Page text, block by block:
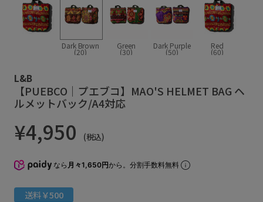
Dark Brown
(20)
Green
(30)
Dark Purple
(50)
Red
(60)
L&B
【PUEBCO｜プエブコ】MAO'S HELMET BAG ヘ
ルメットバック/A4対応
¥4,950 (税込)
なら 月々1,650円から。分割手数料無料
送料￥500